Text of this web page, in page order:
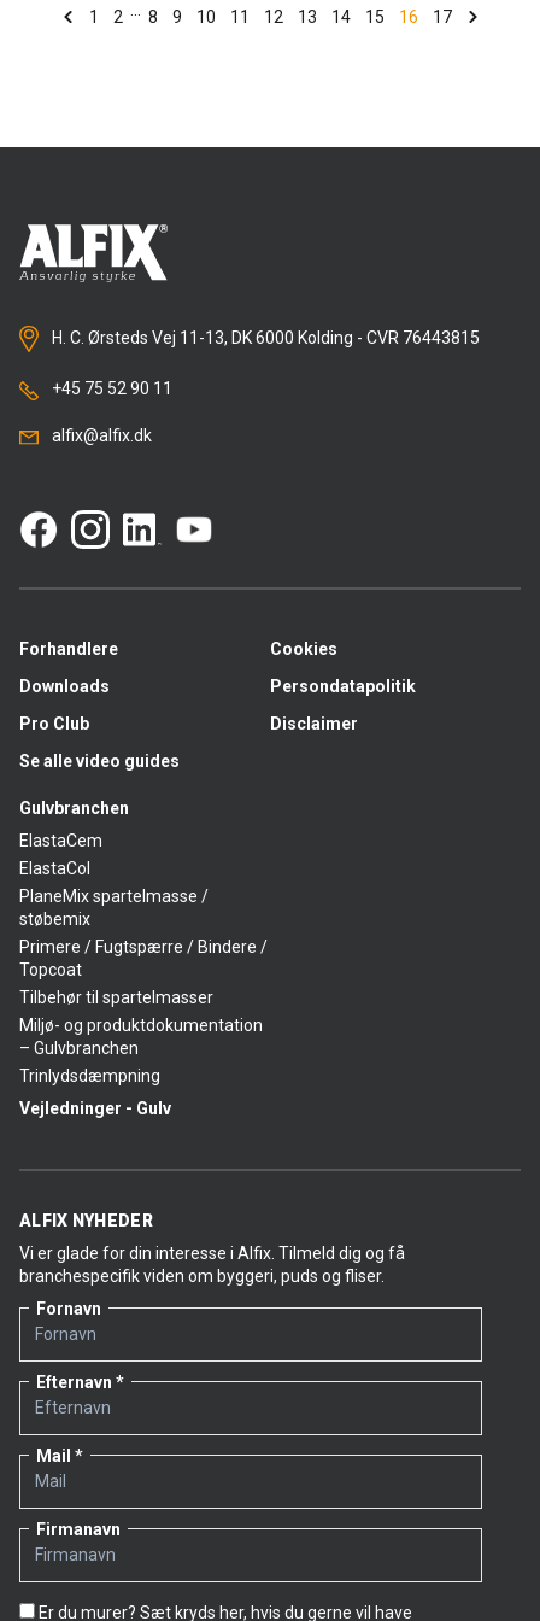
samtidig er med til at gøre byggeriet mere
1 2 8 9 10 11 12 13 14 15 16 17
H. C. Ørsteds Vej 11-13, DK 6000 Kolding - CVR 76443815
+45 75 52 90 11
alfix@alfix.dk
Forhandlere
Downloads
Pro Club
Se alle video guides
Gulvbranchen
ElastaCem
ElastaCol
PlaneMix spartelmasse /
støbemix
Primere / Fugtspærre / Bindere /
Topcoat
Tilbehør til spartelmasser
Miljø- og produktdokumentation
– Gulvbranchen
Trinlydsdæmpning
Vejledninger - Gulv
Cookies
Persondatapolitik
Disclaimer
ALFIX NYHEDER
Vi er glade for din interesse i Alfix. Tilmeld dig og få
branchespecifik viden om byggeri, puds og fliser.
Fornavn
Efternavn
Mail
Firmanavn
Er du murer? Sæt kryds her, hvis du gerne vil have